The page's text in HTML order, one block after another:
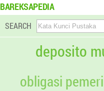
BAREKSAPEDIA
SEARCH
deposito
obligasi